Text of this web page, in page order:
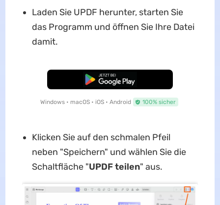
Laden Sie UPDF herunter, starten Sie
das Programm und öffnen Sie Ihre Datei
damit.
Kostenloser Download
Windows • macOS • iOS • Android 100% sicher
Klicken Sie auf den schmalen Pfeil
neben "Speichern" und wählen Sie die
Schaltfläche "UPDF teilen" aus.